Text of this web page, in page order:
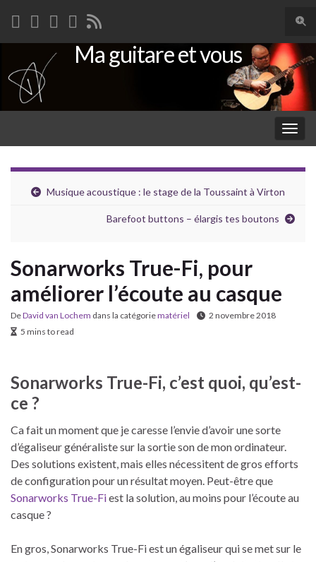
Search for:
Ma guitare et vous
Musique acoustique : le stage de la Toussaint à Virton
Barefoot buttons – élargis tes boutons
Sonarworks True-Fi, pour
améliorer l’écoute au casque
DeDavid van Lochem dans la catégoriematériel
2 novembre 2018
5 mins to read
Sonarworks True-Fi, c’est quoi, qu’est-
ce ?
Ca fait un moment que je caresse l’envie d’avoir une sorte
d’égaliseur généraliste sur la sortie son de mon ordinateur.
Des solutions existent, mais elles nécessitent de gros efforts
de configuration pour un résultat moyen. Peut-être que
Sonarworks True-Fiest la solution, au moins pour l’écoute au
casque ?
En gros, Sonarworks True-Fi est un égaliseur qui se met sur le